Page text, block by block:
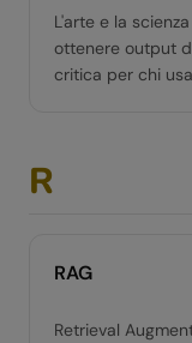
L'arte e la
ottenere output
critica per chi
R
RAG
Retrieval